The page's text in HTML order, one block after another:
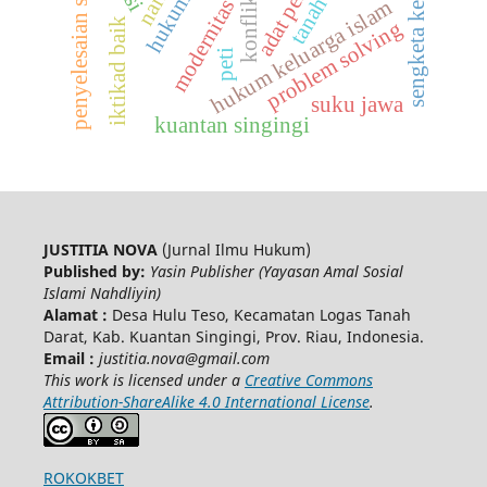
modernitashukum keluarga islam
problem solving
iktikad baik peti
kuantan singingi
suku jawa
JUSTITIA NOVA (Jurnal Ilmu Hukum)
Published by: Yasin Publisher (Yayasan Amal Sosial
Islami Nahdliyin)
Alamat : Desa Hulu Teso, Kecamatan Logas Tanah
Darat, Kab. Kuantan Singingi, Prov. Riau, Indonesia.
Email : justitia.nova@gmail.com
This work is licensed under a Creative Commons
Attribution-ShareAlike 4.0 International License.
ROKOKBET